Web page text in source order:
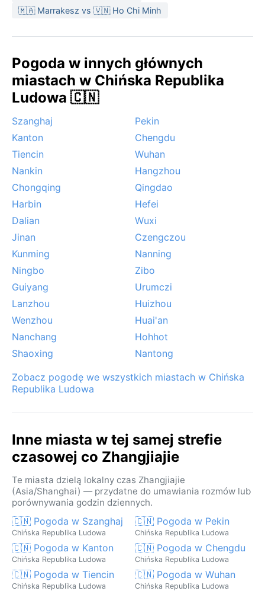
🇲🇦 Marrakesz vs 🇻🇳 Ho Chi Minh
Pogoda w innych głównych
miastach w Chińska Republika
Ludowa 🇨🇳
Szanghaj
Pekin
Kanton
Chengdu
Tiencin
Wuhan
Nankin
Hangzhou
Chongqing
Qingdao
Harbin
Hefei
Dalian
Wuxi
Jinan
Czengczou
Kunming
Nanning
Ningbo
Zibo
Guiyang
Urumczi
Lanzhou
Huizhou
Wenzhou
Huai'an
Nanchang
Hohhot
Shaoxing
Nantong
Zobacz pogodę we wszystkich miastach w Chińska
Republika Ludowa
Inne miasta w tej samej strefie
czasowej co Zhangjiajie
Te miasta dzielą lokalny czas Zhangjiajie
(Asia/Shanghai) — przydatne do umawiania rozmów lub
porównywania godzin dziennych.
🇨🇳 Pogoda w Szanghaj
Chińska Republika Ludowa
🇨🇳 Pogoda w Pekin
Chińska Republika Ludowa
🇨🇳 Pogoda w Kanton
Chińska Republika Ludowa
🇨🇳 Pogoda w Chengdu
Chińska Republika Ludowa
🇨🇳 Pogoda w Tiencin
Chińska Republika Ludowa
🇨🇳 Pogoda w Wuhan
Chińska Republika Ludowa